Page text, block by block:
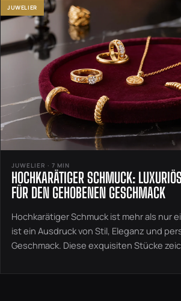
JUWELIER
JUWELIER · 7 MIN
HOCHKARÄTIGER SCHMUCK:
FÜR DEN GEHOBENEN GESCHMACK
Hochkarätiger Schmuck ist mehr als nur
ist ein Ausdruck von Stil, Eleganz und
Geschmack. Diese exquisiten Stücke